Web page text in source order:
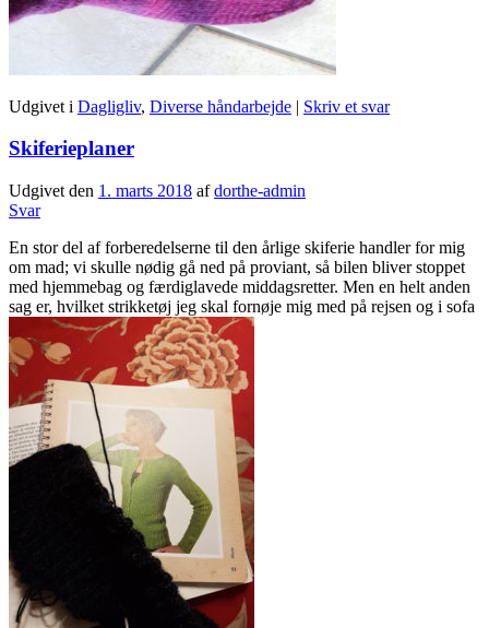
Udgivet i Dagligliv, Diverse håndarbejde | Skriv et svar
Skiferieplaner
Udgivet den 1. marts 2018 afdorthe-admin
Svar
En stor del af forberedelserne til den årlige skiferie handler for mig
om mad; vi skulle nødig gå ned på proviant, så bilen bliver stoppet
med hjemmebag og færdiglavede middagsretter. Men en helt anden
sag er, hvilket strikketøj jeg skal fornøje mig med på rejsen og i sofa